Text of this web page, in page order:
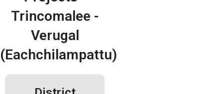
Trincomalee -
Verugal
(Eachchilampattu)